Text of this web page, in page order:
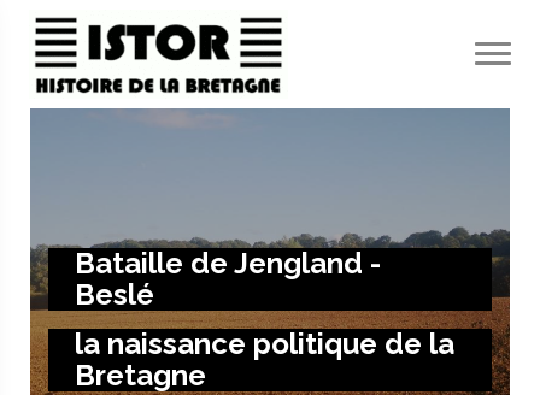
Bataille de Jengland -
Beslé
la naissance politique de la
Bretagne
Panneau de gestion des cookies